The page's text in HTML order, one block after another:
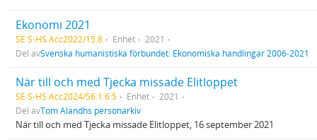
Ekonomi 2021
SE S-HS Acc2022/15:8 Enhet
2021
Del avSvenska humanistiska förbundet: Ekonomiska handlingar 2006-2021
När till och med Tjecka missade Elitloppet
SE S-HS Acc2024/56:1:6:5 Enhet
2021
Del avTom Alandhs personarkiv
När till och med Tjecka missade Elitloppet, 16 september 2021